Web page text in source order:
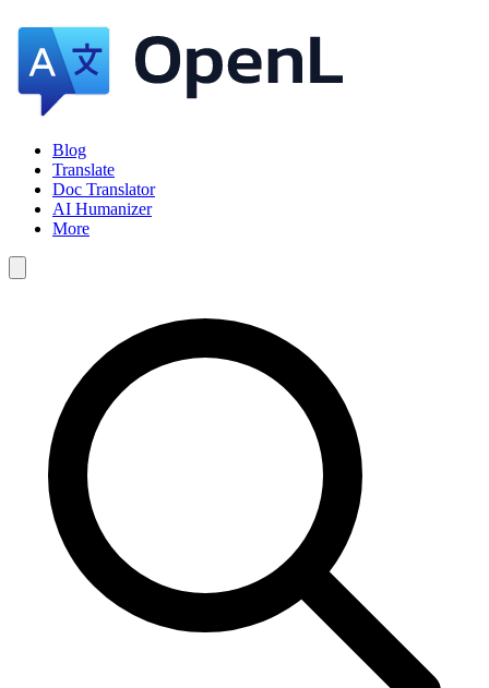
Blog
Translate
Doc Translator
AI Humanizer
More